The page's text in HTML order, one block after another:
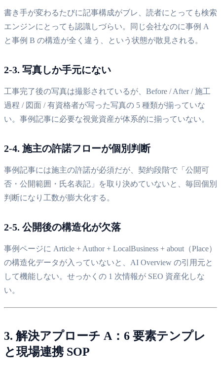
書き手が変わるたびに記事構成がブレ、読者にとっても検索
エンジンにとっても認識しづらい。同じ会社なのに事例 A
と事例 B の構造が全く違う、という状態が散見される。
2-3. 写真しか手元にない
工事完了後の写真は撮影されているが、Before / After / 施工
過程 / 図面 / 有資格者が写った写真の 5 種類が揃っていな
い。事例記事に必要な視覚資産が体系的に揃っていない。
2-4. 施主の許諾フローが個別判断
事例記事には施主の許諾が必須だが、契約段階で「公開可
否・公開範囲・氏名表記」を取り決めていないと、毎回個別
判断になり工数が膨大化する。
2-5. 公開後の構造化が欠落
事例ページに Article + Author + LocalBusiness + about（Place）
の構造化データが入っていないと、AI Overview の引用元と
して機能しない。せっかくの 1 次情報が SEO 資産化しな
い。
3. 解決アプローチ A：6 要素テンプレ
と現場連携 SOP